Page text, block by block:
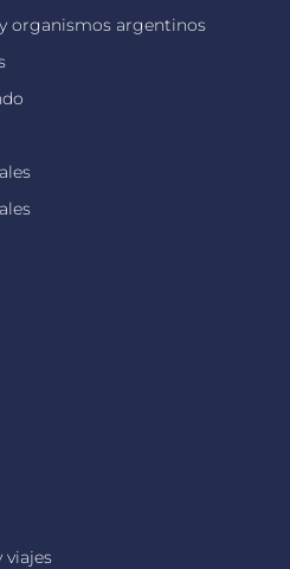
organismos argentinos
viajes